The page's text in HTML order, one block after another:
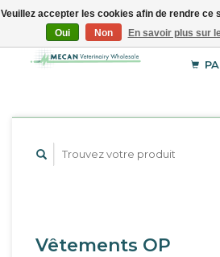
EUR
USD
Vêtements OP
Veuillez accepter les cookies afin de rendre ce
Oui
Non En savoir plus sur